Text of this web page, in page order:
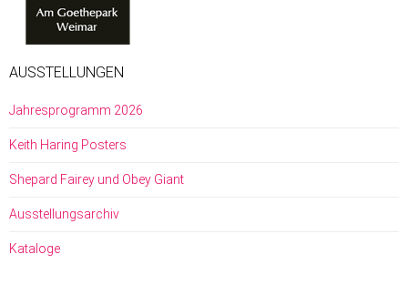
AUSSTELLUNGEN
Jahresprogramm 2026
Keith Haring Posters
Shepard Fairey und Obey Giant
Ausstellungsarchiv
Kataloge